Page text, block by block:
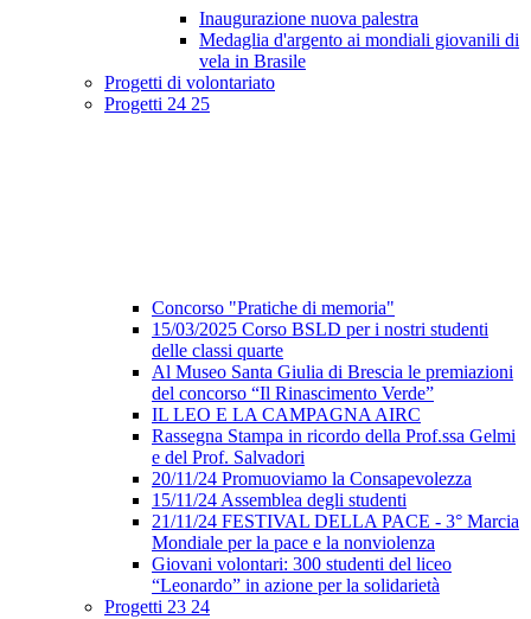
Inaugurazione nuova palestra
Medaglia d'argento ai mondiali giovanili di
vela in Brasile
Progetti di volontariato
Progetti 24 25
Concorso "Pratiche di memoria"
15/03/2025 Corso BSLD per i nostri studenti
delle classi quarte
Al Museo Santa Giulia di Brescia le premiazioni
del concorso “Il Rinascimento Verde”
IL LEO E LA CAMPAGNA AIRC
Rassegna Stampa in ricordo della Prof.ssa Gelmi
e del Prof. Salvadori
20/11/24 Promuoviamo la Consapevolezza
15/11/24 Assemblea degli studenti
21/11/24 FESTIVAL DELLA PACE - 3° Marcia
Mondiale per la pace e la nonviolenza
Giovani volontari: 300 studenti del liceo
“Leonardo” in azione per la solidarietà
Progetti 23 24